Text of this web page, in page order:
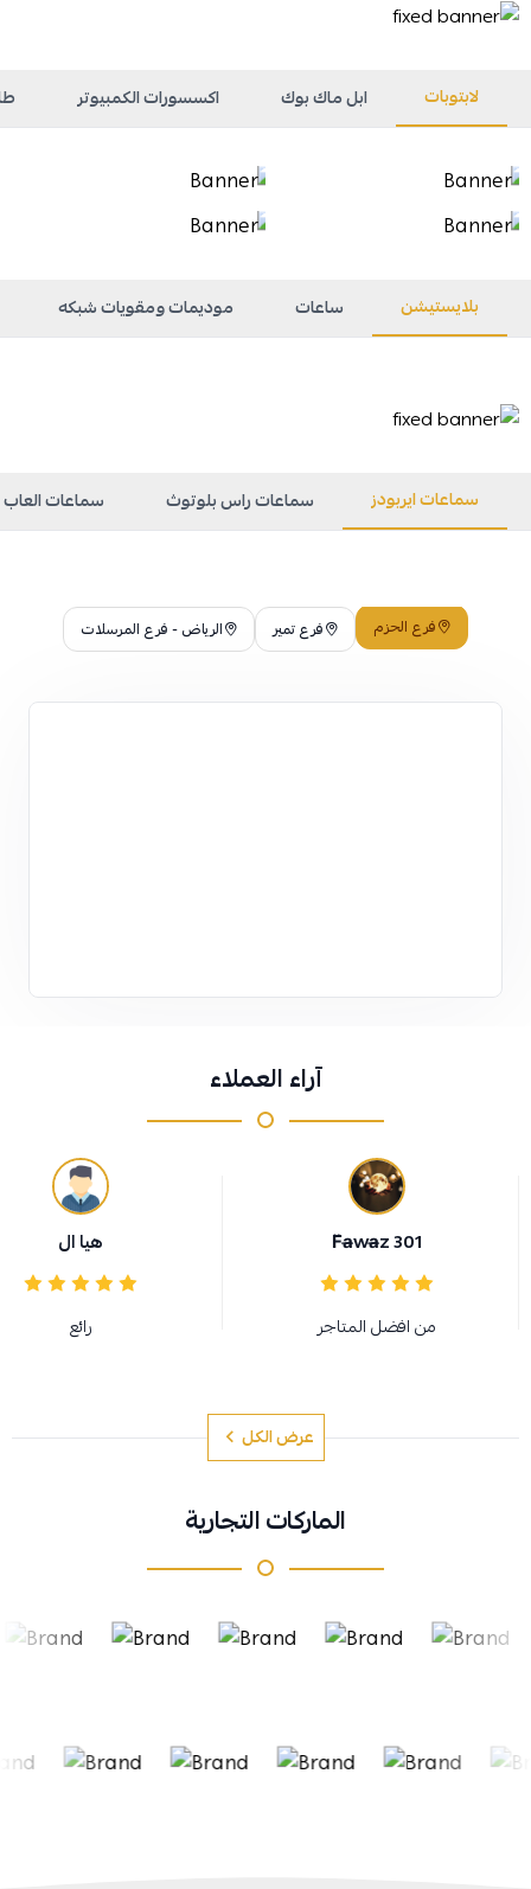
لابتوبات ابل ماك بوك اكسسورات الكمبيوتر
بلايستيشن ساعات موديمات ومقويات شبكه
سماعات ايربودز سماعات راس بلوتوث سماعات العاب
فرع الحزم فرع تمير الرياض - فرع المرسلات
آراء العملاء
F̆̈a̶wa̶z 301
من افضل المتاجر
هيا ال
رائع
عرض الكل
الماركات التجارية